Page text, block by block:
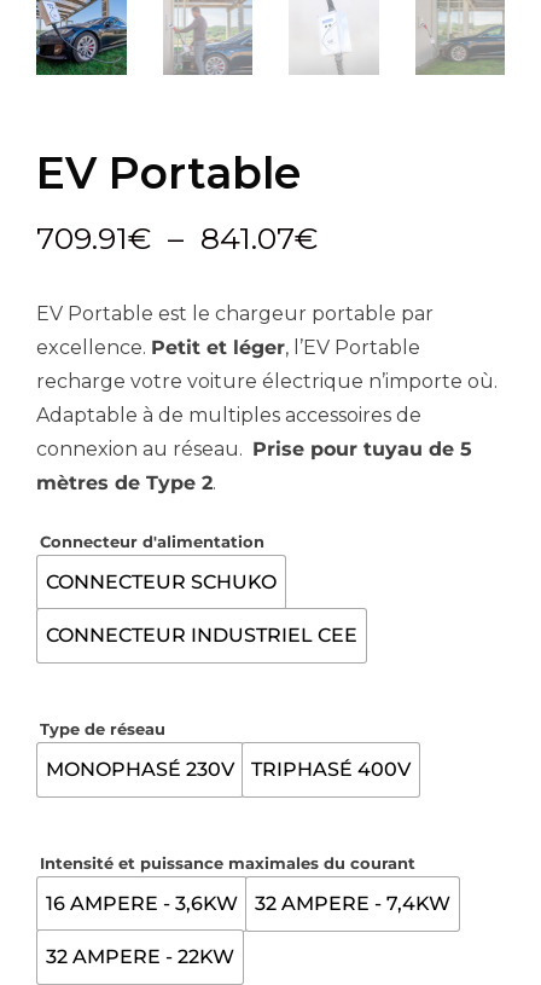
EV Portable
709.91€ – 841.07€Plage
prix :
709.91€
à
841.07€
EV Portable est le chargeur portable par
excellence. Petit et léger, l’EV Portable
recharge votre voiture électrique n’importe où.
Adaptable à de multiples accessoires de
connexion au réseau. Prise pour tuyau de 5
mètres de Type 2.
Connecteur d'alimentation
CONNECTEUR SCHUKO
CONNECTEUR INDUSTRIEL CEE
Type de réseau
MONOPHASÉ 230V TRIPHASÉ 400V
Intensité et puissance maximales du courant
16 AMPERE - 3,6KW 32 AMPERE - 7,4KW
32 AMPERE - 22KW